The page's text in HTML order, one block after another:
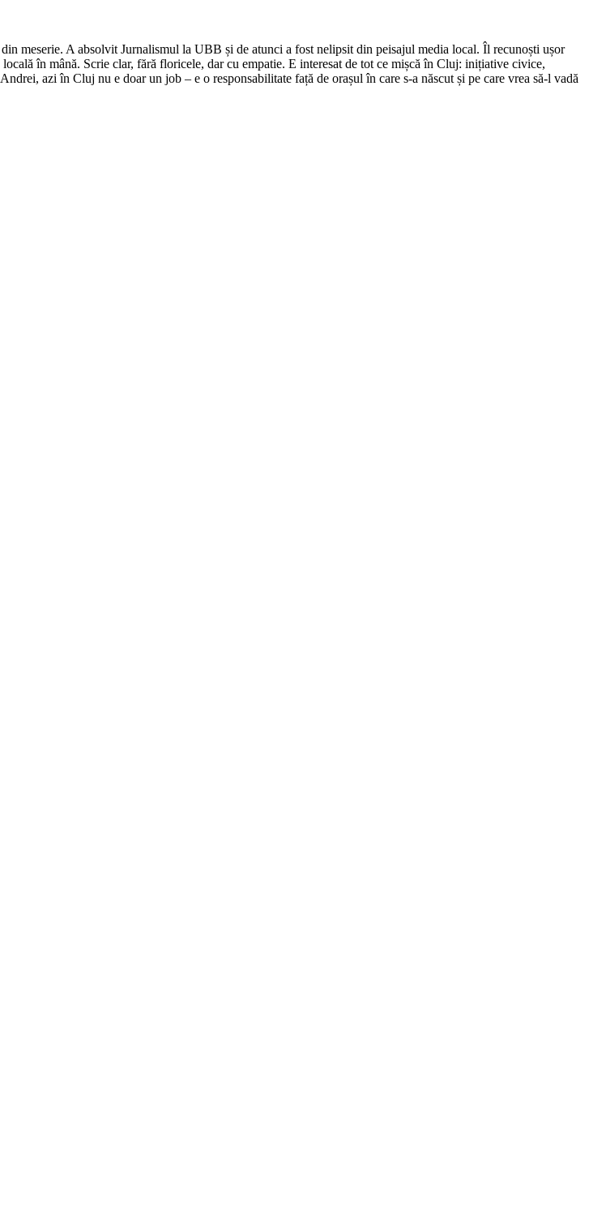
meserie. A absolvit Jurnalismul la UBB și de atunci a fost nelipsit din peisajul media local. Îl recunoști ușor
în mână. Scrie clar, fără floricele, dar cu empatie. E interesat de tot ce mișcă în Cluj: inițiative civice,
azi în Cluj nu e doar un job – e o responsabilitate față de orașul în care s-a născut și pe care vrea să-l vadă